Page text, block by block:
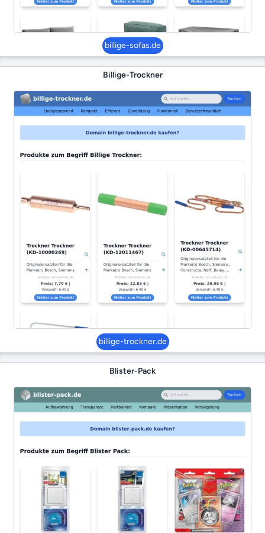
billige-sofas.de
Billige-Trockner
billige-trockner.de
Blister-Pack